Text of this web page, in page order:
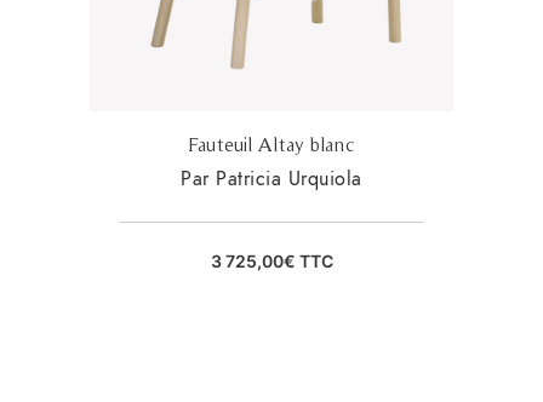
Fauteuil Altay blanc
Par Patricia Urquiola
3 725,00€ TTC